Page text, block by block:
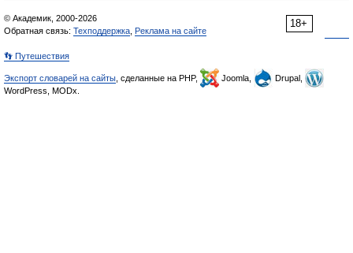
18+
© Академик, 2000-2026
Обратная связь: Техподдержка Реклама на сайте
👣 Путешествия
Экспорт словарей на сайты , сделанные на PHP, Joomla,
Drupal,
WordPress, MODx.